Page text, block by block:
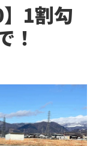
】1割勾
！